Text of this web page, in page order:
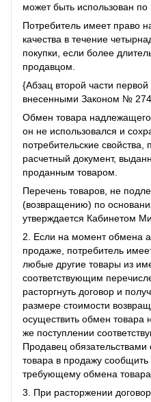
может быть использован
Потребитель имеет право
качества в течение
покупки, если более
продавцом.
{Абзац второй части
внесенными Законом №
Обмен товара надлежащего
он не использовался и
потребительские
расчетный документ,
проданным товаром.
Перечень товаров, не
(возвращению) по
утверждается Кабинетом
2. Если на момент обмена
продаже, потребитель
любые другие товары из
соответствующим
расторгнуть договор и
размере стоимости
осуществить обмен товара
же поступлении
Продавец обязательствами
товара в продажу
требующему обмена
3. При расторжении